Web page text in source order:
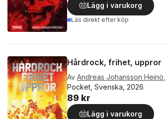
Lägg i varukorg
Läs direkt efter köp
Hårdrock, frihet, uppror
Av Andreas Johansson Heinö
Pocket, Svenska, 2026
89 kr
Lägg i varukorg